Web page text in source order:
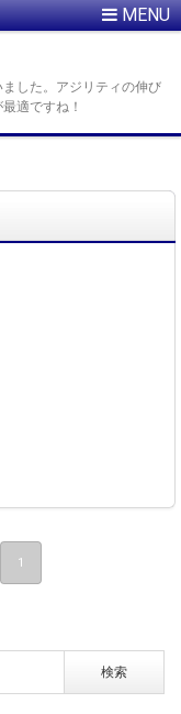
した。アジリティの伸び
適ですね！
1